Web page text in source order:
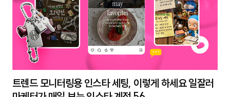
트렌드 모니터링용 인스타 세팅, 이렇게 하세요 일잘러